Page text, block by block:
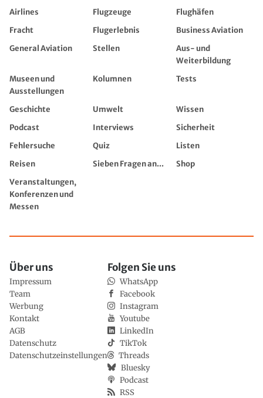
Airlines Flugzeuge
Flughäfen
Fracht
Flugerlebnis
Business Aviation
General Aviation
Stellen
Aus- und
Weiterbildung
Museen und
Ausstellungen
Kolumnen Tests
Geschichte Umwelt
Wissen
Podcast
Interviews
Sicherheit
Fehlersuche
Quiz
Listen
Reisen
Sieben Fragen an...
Shop
Veranstaltungen,
Konferenzen und
Messen
Über uns
Impressum
Team
Werbung
Kontakt
AGB
Datenschutz
Datenschutzeinstellungen
Folgen Sie uns
WhatsApp
Facebook
Instagram
Youtube
LinkedIn
TikTok
Threads
Bluesky
Podcast
RSS